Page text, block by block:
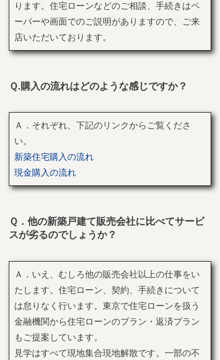
ります。住宅ローンなどのご相談、手続きはペ
ーパーや画面でのご説明がありますので、ご来
店いただいております。
Ｑ.購入の流れはどのような感じですか？
Ａ．それぞれ、下記のリンクからご覧くださ
い。
新築住宅購入の流れ
現金購入の流れ
Ｑ．他の新築戸建て販売会社に比べてサービ
スが劣るのでしょうか？
Ａ．いえ、むしろ他の販売会社以上の仕事をい
たします。住宅ローン、契約、手続きについて
は怠りなく行います。東京で住宅ローンを扱う
金融機関から住宅ローンのプラン・返済プラン
もご提案しています。
見学はすべて現地集合現地解散です。一部の不